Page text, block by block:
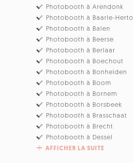
Photobooth à Arendonk
Photobooth à Baarle-
Photobooth à Balen
Photobooth à Beerse
Photobooth à Berlaar
Photobooth à Boechout
Photobooth à Bonheiden
Photobooth à Boom
Photobooth à Bornem
Photobooth à Borsbeek
Photobooth à Brasschaat
Photobooth à Brecht
Photobooth à Dessel
AFFICHER LA SUITE